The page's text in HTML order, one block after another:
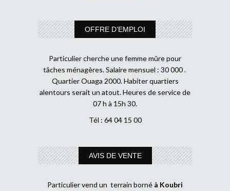
OFFRE D’EMPLOI
Particulier cherche une femme mûre pour
tâches ménagères. Salaire mensuel : 30 000 .
Quartier Ouaga 2000. Habiter quartiers
alentours serait un atout. Heures de service de
07 h à 15h 30.
Tél : 64 04 15 00
AVIS DE VENTE
Particulier vend un terrain borné à Koubri